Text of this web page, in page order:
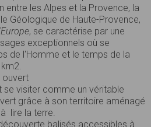
entre les Alpes et la Provence, la
Géologique de Haute-Provence,
, se caractérise par une
exceptionnels où se
de l'Homme et le temps de la
ouvert
se visiter comme un véritable
grâce à son territoire aménagé
lire la terre.
balisés accessibles à